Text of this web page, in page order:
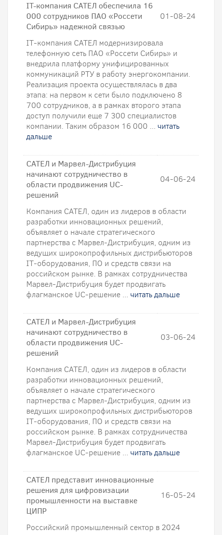
IT-компания САТЕЛ обеспечила 16
000 сотрудников ПАО «Россети
Сибирь» надежной связью
01-08-24
IT-компания САТЕЛ модернизировала
телефонную сеть ПАО «Россети Сибирь» и
внедрила платформу унифицированных
коммуникаций РТУ в работу энергокомпании.
Реализация проекта осуществлялась в два
этапа: на первом к сети было подключено 8
700 сотрудников, а в рамках второго этапа
доступ получили еще 7 300 специалистов
компании. Таким образом 16 000 ... читать
дальше
САТЕЛ и Марвел-Дистрибуция
начинают сотрудничество в
области продвижения UC-
решений
04-06-24
Компания САТЕЛ, один из лидеров в области
разработки инновационных решений,
объявляет о начале стратегического
партнерства с Марвел-Дистрибуция, одним из
ведущих широкопрофильных дистрибьюторов
IT-оборудования, ПО и средств связи на
российском рынке. В рамках сотрудничества
Марвел-Дистрибуция будет продвигать
флагманское UC-решение ... читать дальше
САТЕЛ и Марвел-Дистрибуция
начинают сотрудничество в
области продвижения UC-
решений
03-06-24
Компания САТЕЛ, один из лидеров в области
разработки инновационных решений,
объявляет о начале стратегического
партнерства с Марвел-Дистрибуция, одним из
ведущих широкопрофильных дистрибьюторов
IT-оборудования, ПО и средств связи на
российском рынке. В рамках сотрудничества
Марвел-Дистрибуция будет продвигать
флагманское UC-решение ... читать дальше
САТЕЛ представит инновационные
решения для цифровизации
промышленности на выставке
ЦИПР
16-05-24
Российский промышленный сектор в 2024